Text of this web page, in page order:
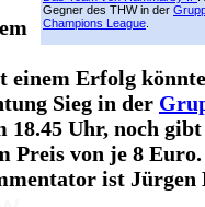
Gegner des THW in der
Champions League
einem Erfolg
Sieg in der
Uhr, noch gibt
Preis von je 8
ist Jürgen